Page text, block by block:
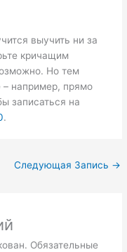
выучить ни за
кричащим
Но тем
например, прямо
записаться на
.
Следующая Запись →
Обязательные